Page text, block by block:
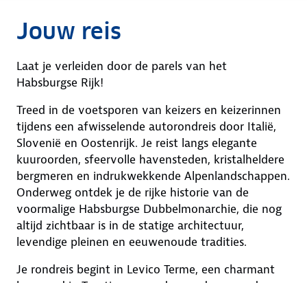
Jouw reis
Laat je verleiden door de parels van het
Habsburgse Rijk!
Treed in de voetsporen van keizers en keizerinnen
tijdens een afwisselende autorondreis door Italië,
Slovenië en Oostenrijk. Je reist langs elegante
kuuroorden, sfeervolle havensteden, kristalheldere
bergmeren en indrukwekkende Alpenlandschappen.
Onderweg ontdek je de rijke historie van de
voormalige Habsburgse Dubbelmonarchie, die nog
altijd zichtbaar is in de statige architectuur,
levendige pleinen en eeuwenoude tradities.
Je rondreis begint in Levico Terme, een charmant